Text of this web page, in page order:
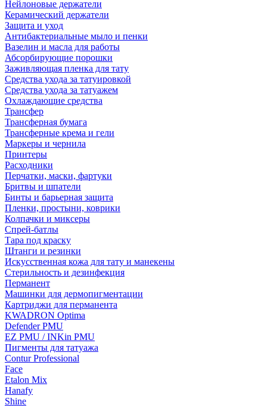
Нейлоновые держатели
Керамический держатели
Защита и уход
Антибактериальные мыло и пенки
Вазелин и масла для работы
Абсорбирующие порошки
Заживляющая пленка для тату
Средства ухода за татуировкой
Средства ухода за татуажем
Охлаждающие средства
Трансфер
Трансферная бумага
Трансферные крема и гели
Маркеры и чернила
Принтеры
Расходники
Перчатки, маски, фартуки
Бритвы и шпатели
Бинты и барьерная защита
Пленки, простыни, коврики
Колпачки и миксеры
Спрей-батлы
Тара под краску
Штанги и резинки
Искусственная кожа для тату и манекены
Стерильность и дезинфекция
Перманент
Машинки для дермопигментации
Картриджи для перманента
KWADRON Optima
Defender PMU
EZ PMU / INKin PMU
Пигменты для татуажа
Contur Professional
Face
Etalon Mix
Hanafy
Shine